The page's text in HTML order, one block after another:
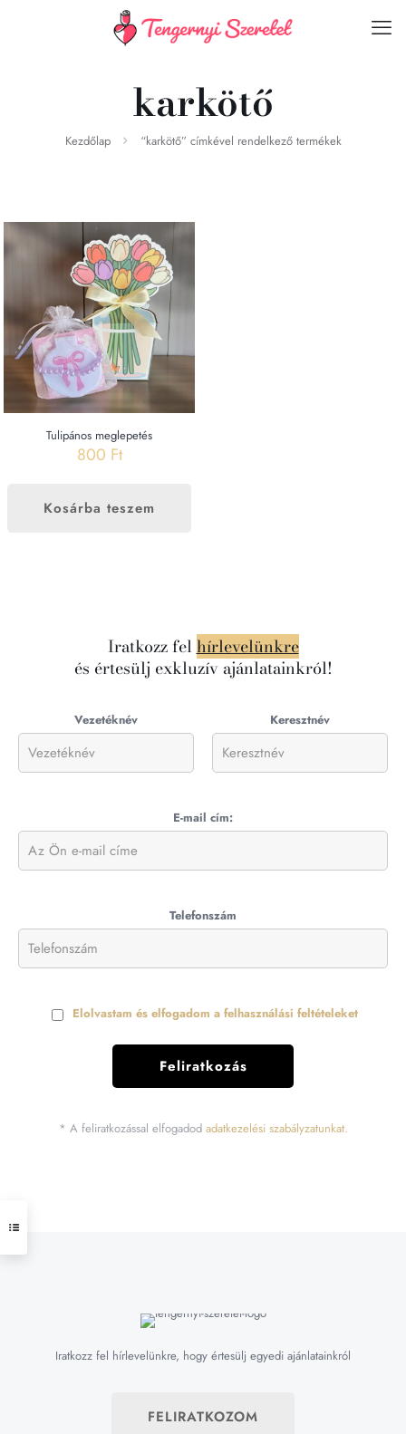
karkötő
Kezdőlap “karkötő” címkével rendelkező termékek
Tulipános meglepetés
800 Ft
Kosárba teszem
Iratkozz felhírlevelünkre
és értesülj exkluzív ajánlatainkról!
Vezetéknév Keresztnév
E-mail cím:
Telefonszám
Elolvastam és elfogadom a felhasználási feltételeket
* A feliratkozással elfogadod adatkezelési szabályzatunkat.
Iratkozz fel hírlevelünkre, hogy értesülj egyedi ajánlatainkról
FELIRATKOZOM